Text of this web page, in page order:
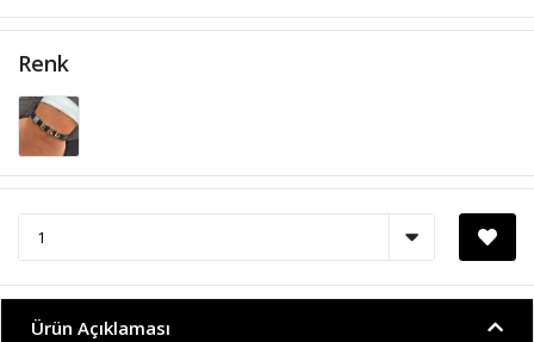
Renk
Ürün Açıklaması